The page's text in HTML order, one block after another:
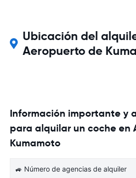
Ubicación del
Aeropuerto de
Información importante y
para alquilar un coche en
Kumamoto
🚙 Número de agencias de alquiler